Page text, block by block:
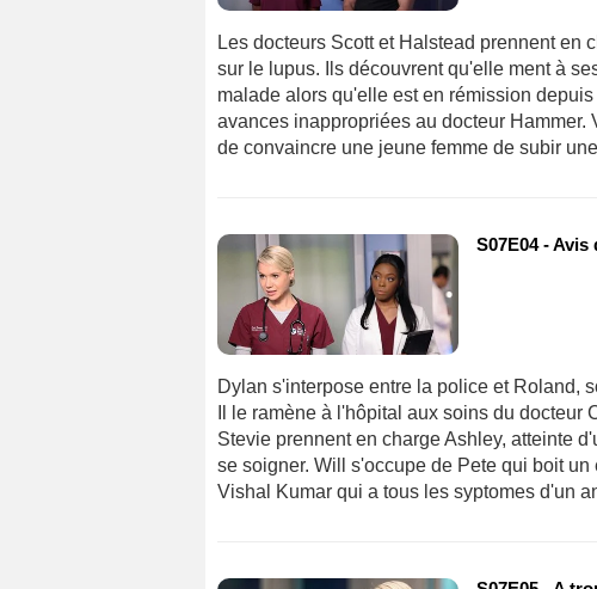
Les docteurs Scott et Halstead prennent en
sur le lupus. Ils découvrent qu'elle ment à
malade alors qu'elle est en rémission
avances inappropriées au docteur
de convaincre une jeune femme de subir
S07E04 -
Dylan s'interpose entre la police et Roland,
Il le ramène à l'hôpital aux soins du
Stevie prennent en charge Ashley, atteinte
se soigner. Will s'occupe de Pete qui boit
Vishal Kumar qui a tous les syptomes d'un